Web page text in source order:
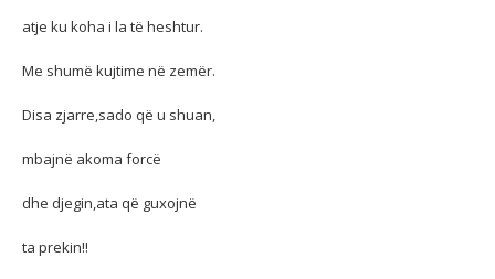
atje ku koha i la të heshtur.
Me shumë kujtime në zemër.
Disa zjarre,sado që u shuan,
mbajnë akoma forcë
dhe djegin,ata që guxojnë
ta prekin!!